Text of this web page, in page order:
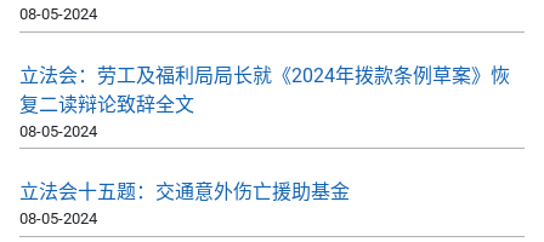
08-05-2024
立法会：劳工及福利局局长就《2024年拨款条例草案》恢
复二读辩论致辞全文
08-05-2024
立法会十五题：交通意外伤亡援助基金
08-05-2024